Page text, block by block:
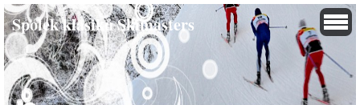
Spolek klasiků Skimasters